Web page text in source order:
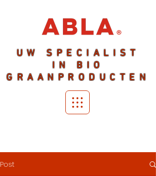
UW SPECIALIST
IN BIO
GRAANPRODUCTEN
Post